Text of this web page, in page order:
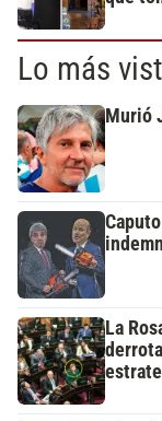
Lo más
Murió
La